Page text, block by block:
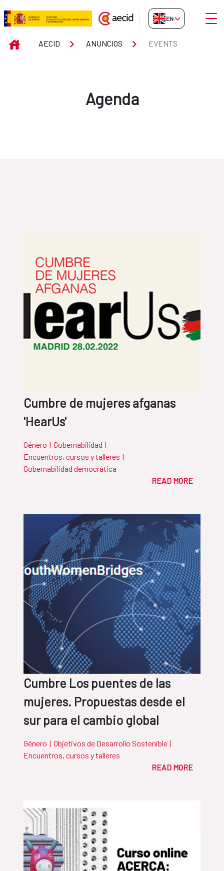
Skip to Main Content
Events
EN-GB
INICIOAECID ANUNCIOS EVENTS
Agenda
Cumbre de mujeres afganas
'HearUs'
Género | Gobernabilidad |
Encuentros, cursos y talleres |
Gobernabilidad democrática
READ MORE
Cumbre Los puentes de las
mujeres. Propuestas desde el
sur para el cambio global
Género | Objetivos de Desarrollo Sostenible |
Encuentros, cursos y talleres
READ MORE